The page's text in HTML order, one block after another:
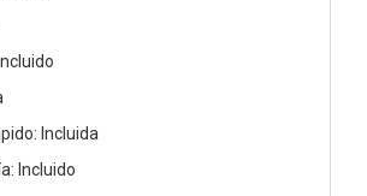
Incluida
Incluido